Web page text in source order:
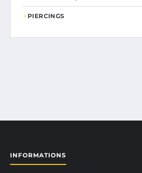
PIERCINGS
INFORMATIONS